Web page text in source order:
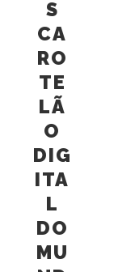
S
CA
RO
TE
LÃ
O
DIG
ITA
L
DO
MU